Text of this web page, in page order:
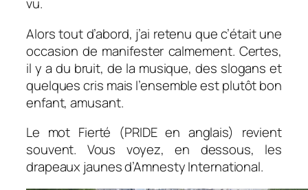
vu.
Alors tout d’abord, j’ai retenu que c’était une
occasion de manifester calmement. Certes,
il y a du bruit, de la musique, des slogans et
quelques cris mais l’ensemble est plutôt bon
enfant, amusant.
Le mot Fierté (PRIDE en anglais) revient
souvent. Vous voyez, en dessous, les
drapeaux jaunes d’Amnesty International.